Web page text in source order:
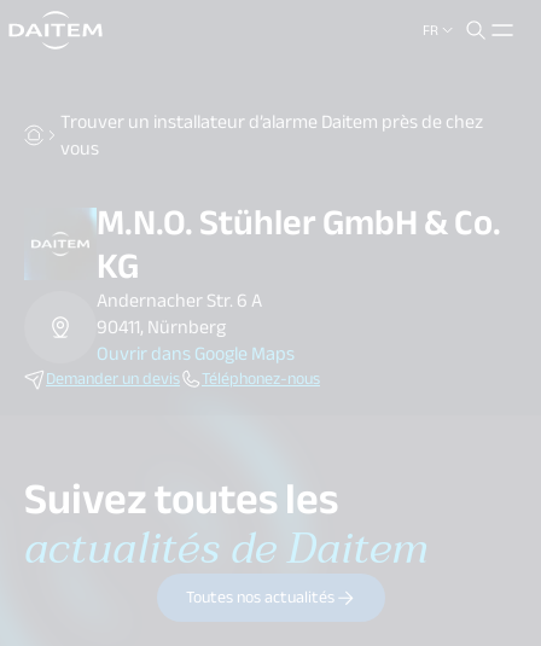
FR
search.label
Trouver un installateur d’alarme Daitem près de chez
vous
M.N.O. Stühler GmbH & Co.
KG
Andernacher Str. 6 A
90411, Nürnberg
Ouvrir dans Google Maps
Demander un devis Téléphonez-nous
Suivez toutes les
actualités de Daitem
Toutes nos actualités